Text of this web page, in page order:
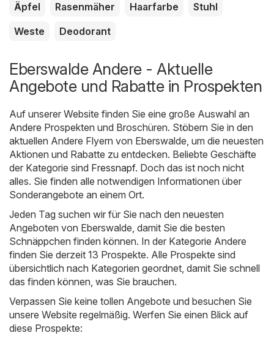
Äpfel
Rasenmäher Haarfarbe
Stuhl
Weste
Deodorant
Eberswalde Andere - Aktuelle
Angebote und Rabatte in Prospekten
Auf unserer Website finden Sie eine große Auswahl an
Andere Prospekten und Broschüren. Stöbern Sie in den
aktuellen Andere Flyern von Eberswalde, um die neuesten
Aktionen und Rabatte zu entdecken. Beliebte Geschäfte
der Kategorie sind Fressnapf. Doch das ist noch nicht
alles. Sie finden alle notwendigen Informationen über
Sonderangebote an einem Ort.
Jeden Tag suchen wir für Sie nach den neuesten
Angeboten von Eberswalde, damit Sie die besten
Schnäppchen finden können. In der Kategorie Andere
finden Sie derzeit 13 Prospekte. Alle Prospekte sind
übersichtlich nach Kategorien geordnet, damit Sie schnell
das finden können, was Sie brauchen.
Verpassen Sie keine tollen Angebote und besuchen Sie
unsere Website regelmäßig. Werfen Sie einen Blick auf
diese Prospekte: